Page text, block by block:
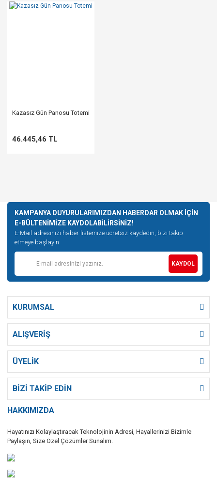
Kazasız Gün Panosu Totemi
46.445,46 TL
KAMPANYA DUYURULARIMIZDAN HABERDAR OLMAK İÇİN
E-BÜLTENİMİZE KAYDOLABİLİRSİNİZ!
E-Mail adresinizi haber listemize ücretsiz kaydedin, bizi takip
etmeye başlayın.
KAYDOL
KURUMSAL
ALIŞVERİŞ
ÜYELİK
BİZİ TAKİP EDİN
HAKKIMIZDA
Hayatınızı Kolaylaştıracak Teknolojinin Adresi, Hayallerinizi Bizimle
Paylaşın, Size Özel Çözümler Sunalım.